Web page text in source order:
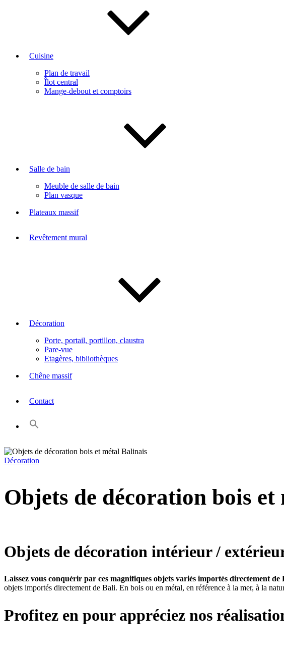
Cuisine
Plan de travail
Îlot central
Mange-debout et comptoirs
Salle de bain
Meuble de salle de bain
Plan vasque
Plateaux massif
Revêtement mural
Décoration
Porte, portail, portillon, claustra
Pare-vue
Etagères, bibliothèques
Chêne massif
Contact
Décoration
Objets de décoration bois
Objets de décoration intérieur /
Laissez vous conquérir par ces magnifiques objets variés importés directement de
objets importés directement de Bali. En bois ou en métal, en référence à la mer, à la
Profitez en pour appréciez nos